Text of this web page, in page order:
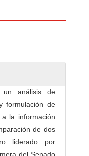
un análisis de
formulación de
la información
de dos
liderado por